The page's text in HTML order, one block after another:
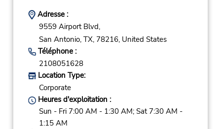
Adresse :
9559 Airport Blvd,
San Antonio, TX, 78216, United States
Téléphone :
2108051628
Location Type:
Corporate
Heures d'exploitation :
Sun - Fri 7:00 AM - 1:30 AM; Sat 7:30 AM -
1:15 AM